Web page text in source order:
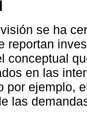
se ha
reportan
conceptual
en las
por ejemplo,
las